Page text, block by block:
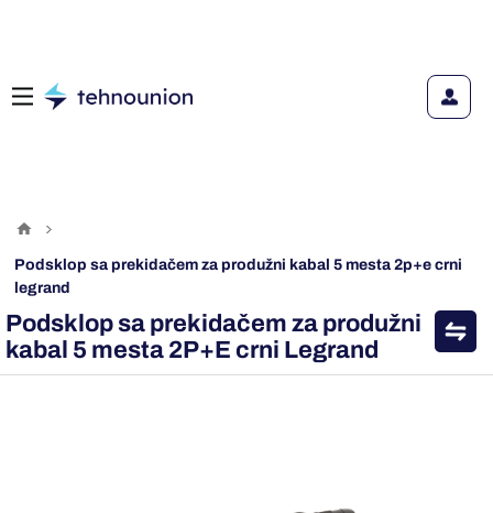
podsklop sa prekidačem za produžni kabal 5 mesta 2p+e crni
legrand
Podsklop sa prekidačem za produžni
kabal 5 mesta 2P+E crni Legrand